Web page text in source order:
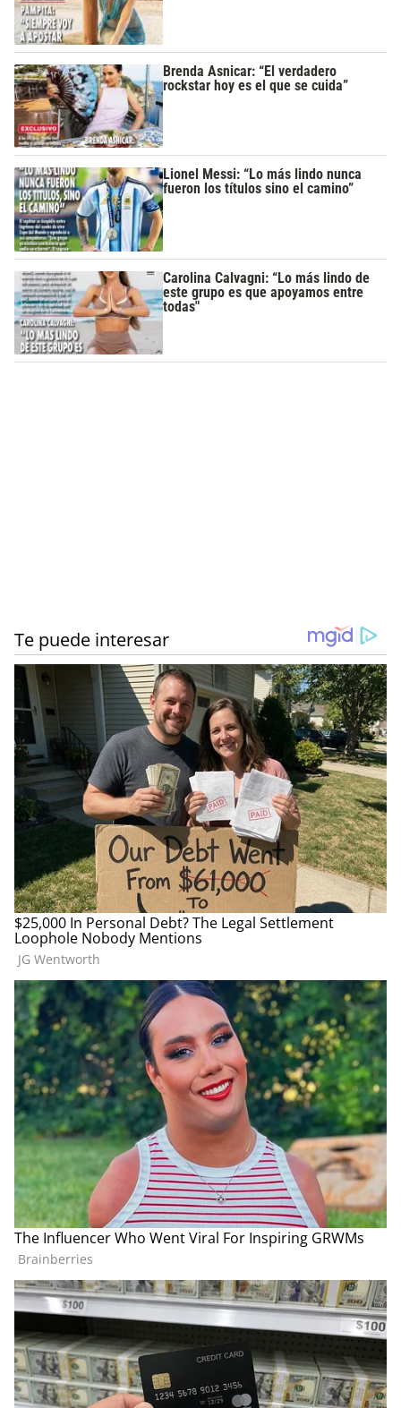
Brenda Asnicar: “El verdadero
rockstar hoy es el que se cuida”
Lionel Messi: “Lo más lindo nunca
fueron los títulos sino el camino”
Carolina Calvagni: “Lo más lindo de
este grupo es que apoyamos entre
todas"